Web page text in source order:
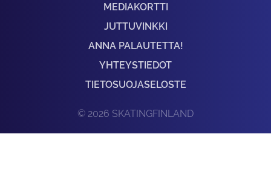
MEDIAKORTTI
JUTTUVINKKI
ANNA PALAUTETTA!
YHTEYSTIEDOT
TIETOSUOJASELOSTE
© 2026 SKATINGFINLAND